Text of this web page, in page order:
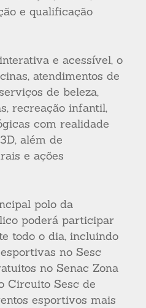
e qualificação
e acessível, o
atendimentos de
de beleza,
recreação infantil,
com realidade
além de
e ações
polo da
poderá participar
todo o dia, incluindo
no Sesc
no Senac Zona
Circuito Sesc de
esportivos mais